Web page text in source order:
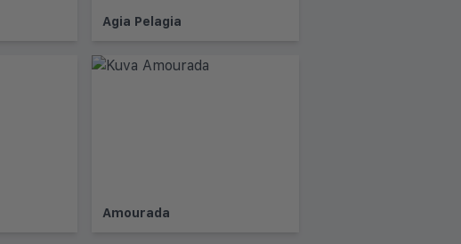
Agia Pelagia
Amourada